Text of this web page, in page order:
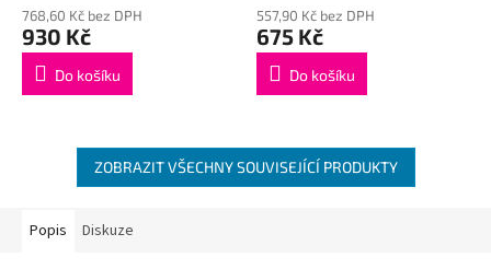
768,60 Kč bez DPH
930 Kč
Do košíku
557,90 Kč bez DPH
675 Kč
Do košíku
ZOBRAZIT VŠECHNY SOUVISEJÍCÍ PRODUKTY
Popis Diskuze